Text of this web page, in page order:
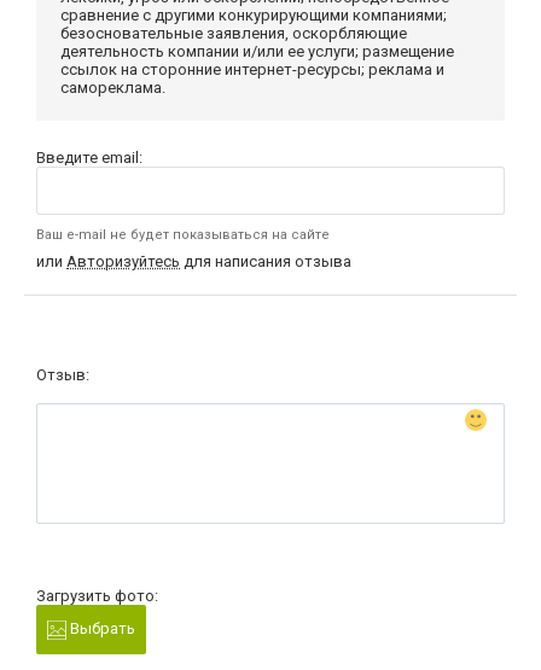
сравнение с другими конкурирующими компаниями;
безосновательные заявления, оскорбляющие
деятельность компании и/или ее услуги; размещение
ссылок на сторонние интернет-ресурсы; реклама и
самореклама.
Введите email:
Ваш e-mail не будет показываться на сайте
или Авторизуйтесь для написания отзыва
Отзыв:
Загрузить фото:
Выбрать